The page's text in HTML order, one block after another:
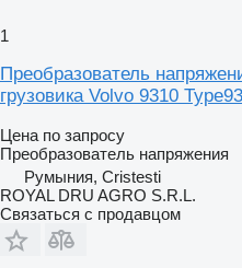
1
Преобразователь
грузовика Volvo 9310
Цена по запросу
Преобразователь напряжения
Румыния, Cristesti
ROYAL DRU AGRO S.R.L.
Связаться с продавцом